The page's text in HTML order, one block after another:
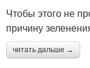
Чтобы этого не
причину
читать дальше →